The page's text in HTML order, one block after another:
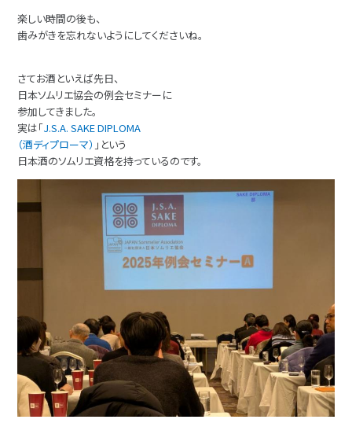
楽しい時間の後も、
歯みがきを忘れないようにしてくださいね。
さてお酒といえば先日、
日本ソムリエ協会の例会セミナーに
参加してきました。
実は「J.S.A. SAKE DIPLOMA
（酒ディプローマ） 」という
日本酒のソムリエ資格を持っているのです。